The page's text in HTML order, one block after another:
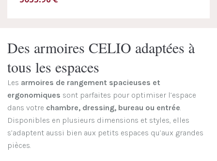
Des armoires CELIO adaptées à
tous les espaces
Les armoires de rangement spacieuses et
ergonomiques sont parfaites pour optimiser l’espace
dans votre chambre, dressing, bureau ou entrée.
Disponibles en plusieurs dimensions et styles, elles
s’adaptent aussi bien aux petits espaces qu’aux grandes
pièces.